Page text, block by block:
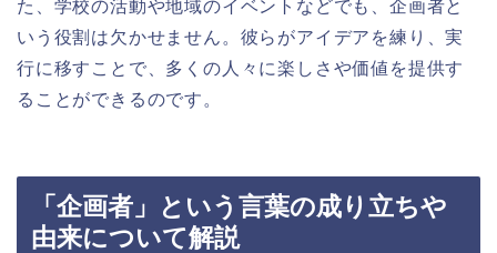
た、学校の活動や地域のイベントなどでも、企画者と
いう役割は欠かせません。彼らがアイデアを練り、実
行に移すことで、多くの人々に楽しさや価値を提供す
ることができるのです。
「企画者」という言葉の成り立ちや
由来について解説